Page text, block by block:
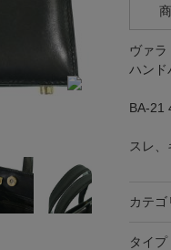
ヴァラ
ハンド
BA-21
スレ
カテゴ
タイプ